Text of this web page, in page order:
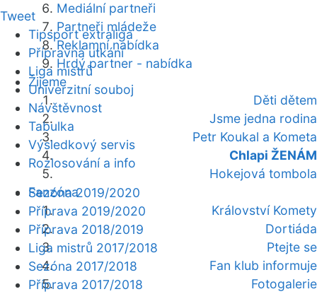
Mediální partneři
Partneři mládeže
Reklamní nabídka
Hrdý partner - nabídka
Žijeme
Děti dětem
Jsme jedna rodina
Petr Koukal a Kometa
Chlapi ŽENÁM
Hokejová tombola
Fanzóna
Království Komety
Dortiáda
Ptejte se
Fan klub informuje
Fotogalerie
Tweet
Tipsport extraliga
Přípravná utkání
Liga mistrů
Univerzitní souboj
Návštěvnost
Tabulka
Výsledkový servis
Rozlosování a info
Sezóna 2019/2020
Příprava 2019/2020
Příprava 2018/2019
Liga mistrů 2017/2018
Sezóna 2017/2018
Příprava 2017/2018